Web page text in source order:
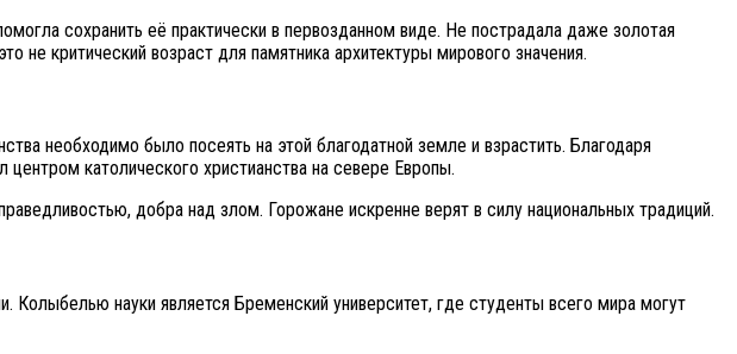
сохранить её практически в первозданном виде. Не пострадала даже золотая
критический возраст для памятника архитектуры мирового значения.
необходимо было посеять на этой благодатной земле и взрастить. Благодаря
католического христианства на севере Европы.
добра над злом. Горожане искренне верят в силу национальных традиций.
Колыбелью науки является Бременский университет, где студенты всего мира могут